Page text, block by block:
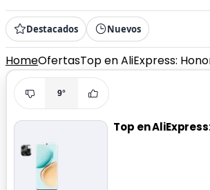
Destacados Nuevos
HomeOfertasTop en AliExpress:
9°
Top en